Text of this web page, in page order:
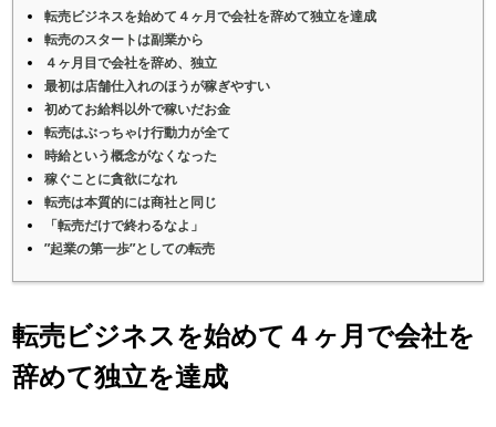
転売ビジネスを始めて４ヶ月で会社を辞めて独立を達成
転売のスタートは副業から
４ヶ月目で会社を辞め、独立
最初は店舗仕入れのほうが稼ぎやすい
初めてお給料以外で稼いだお金
転売はぶっちゃけ行動力が全て
時給という概念がなくなった
稼ぐことに貪欲になれ
転売は本質的には商社と同じ
「転売だけで終わるなよ」
”起業の第一歩”としての転売
転売ビジネスを始めて４ヶ月で会社を
辞めて独立を達成